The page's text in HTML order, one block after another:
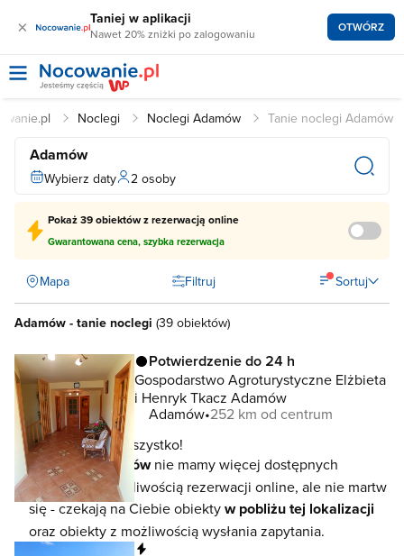
× Taniej w aplikacji
Nawet 20% zniżki po zalogowaniu OTWÓRZ
Noclegi Noclegi Adamów Tanie noclegi Adamów
Adamów
Wybierz daty 2 osoby
Pokaż39 obiektówz rezerwacją online
Gwarantowana cena, szybka rezerwacja
Mapa Filtruj Sortuj
Adamów - tanie noclegi (39 obiektów)
Potwierdzenie do 24 h
Gospodarstwo Agroturystyczne Elżbieta
i Henryk Tkacz Adamów
Adamów 252 km od centrum
To jeszcze nie wszystko!
W lokalizacjiamównie mamy więcej dostępnych
noclegów z możliwością rezerwacji online, ale nie martw
się - czekają na Ciebie obiektyw pobliżu tej lokalizacji
oraz obiekty z możliwością wysłania zapytania.